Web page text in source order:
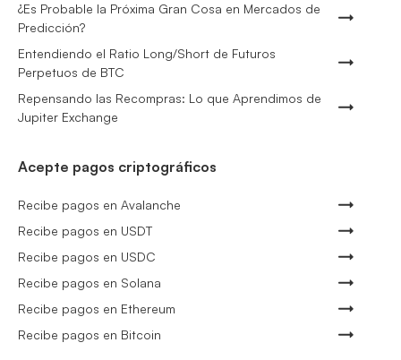
¿Es Probable la Próxima Gran Cosa en Mercados de
Predicción?
Entendiendo el Ratio Long/Short de Futuros
Perpetuos de BTC
Repensando las Recompras: Lo que Aprendimos de
Jupiter Exchange
Acepte pagos criptográficos
Recibe pagos en Avalanche
Recibe pagos en USDT
Recibe pagos en USDC
Recibe pagos en Solana
Recibe pagos en Ethereum
Recibe pagos en Bitcoin